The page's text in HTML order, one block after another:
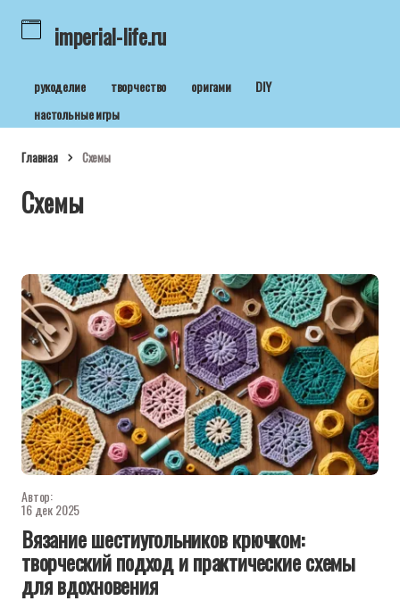
imperial-life.ru
рукоделие творчество оригами
DIY
настольные игры
Главная Схемы
Схемы
Автор:
16 дек 2025
Вязание шестиугольников крючком:
творческий подход и практические схемы
для вдохновения